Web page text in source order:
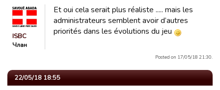
ISBC
Члан
Et oui cela serait plus réaliste ..... mais les
administrateurs semblent avoir d’autres
priorités dans les évolutions du jeu
Posted on 17/05/18 21:30.
22/05/18 18:55